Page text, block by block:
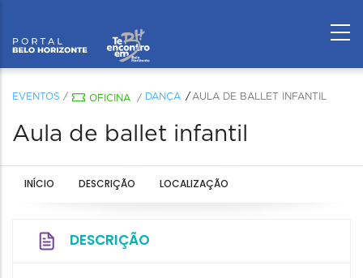
EVENTOS / OFICINA / DANÇA AULA DE BALLET INFANTIL
Aula de ballet infantil
INÍCIO DESCRIÇÃO LOCALIZAÇÃO
DESCRIÇÃO